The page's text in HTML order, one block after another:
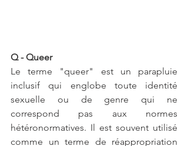
Q - Queer
Le terme "queer" est un parapluie
inclusif qui englobe toute identité
sexuelle ou de genre qui ne
correspond pas aux normes
hétéronormatives. Il est souvent utilisé
comme un terme de réappropriation